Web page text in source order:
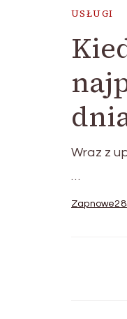
USŁUGI
Wraz z
…